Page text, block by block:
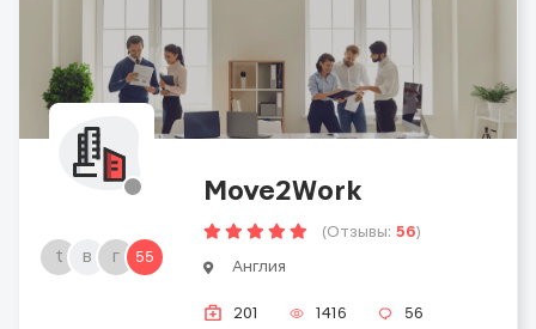
t в г 55
Move2Work
(Отзывы: 56)
Англия
201 1416 56